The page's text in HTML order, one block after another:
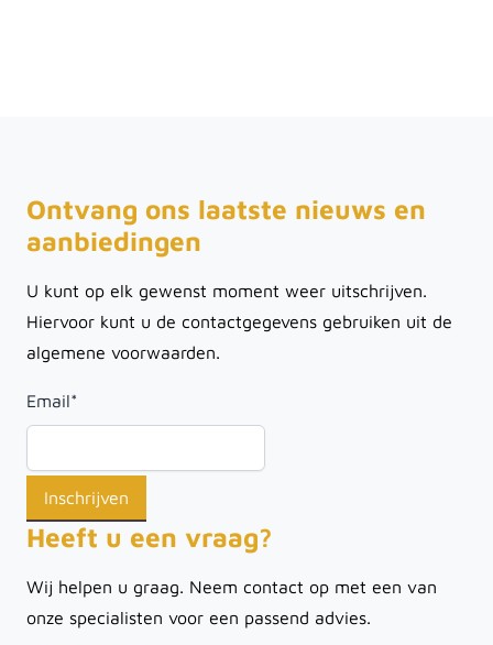
Ontvang ons laatste nieuws en
aanbiedingen
U kunt op elk gewenst moment weer uitschrijven.
Hiervoor kunt u de contactgegevens gebruiken uit de
algemene voorwaarden.
Email*
Heeft u een vraag?
Wij helpen u graag. Neem contact op met een van
onze specialisten voor een passend advies.